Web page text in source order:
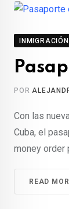
INMIGRACIÓN
POR
Con las
Cuba, el
money order
READ